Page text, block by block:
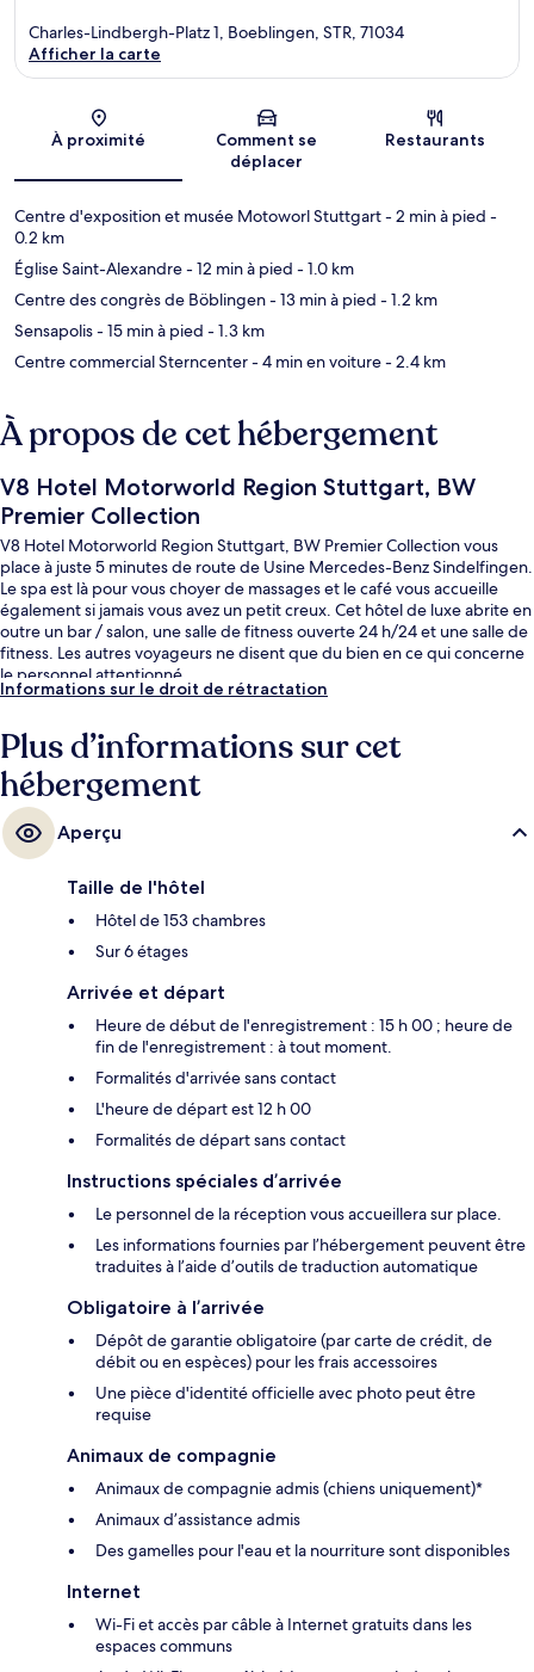
Carte
Charles-Lindbergh-Platz 1, Boeblingen, STR, 71034
Afficher la carte
À proximité
Comment se
déplacer
Restaurants
Centre d'exposition et musée Motoworl Stuttgart- 2 min à pied -
0.2 km
Église Saint-Alexandre- 12 min à pied - 1.0 km
Centre des congrès de Böblingen- 13 min à pied - 1.2 km
Sensapolis- 15 min à pied - 1.3 km
Centre commercial Sterncenter- 4 min en voiture- 2.4 km
À propos de cet hébergement
V8 Hotel Motorworld Region Stuttgart, BW
Premier Collection
V8 Hotel Motorworld Region Stuttgart, BW Premier Collection vous
place à juste 5 minutes de route de Usine Mercedes-Benz Sindelfingen.
Le spa est là pour vous choyer de massages et le café vous accueille
également si jamais vous avez un petit creux. Cet hôtel de luxe abrite en
outre un bar / salon, une salle de fitness ouverte 24 h/24 et une salle de
fitness. Les autres voyageurs ne disent que du bien en ce qui concerne
le personnel attentionné.
Informations sur le droit de rétractation
Plus d’informations sur cet
hébergement
Aperçu
Taille de l'hôtel
Hôtel de 153 chambres
Sur 6 étages
Arrivée et départ
Heure de début de l'enregistrement : 15 h 00 ; heure de
fin de l'enregistrement : à tout moment.
Formalités d'arrivée sans contact
L'heure de départ est 12 h 00
Formalités de départ sans contact
Instructions spéciales d’arrivée
Le personnel de la réception vous accueillera sur place.
Les informations fournies par l’hébergement peuvent être
traduites à l’aide d’outils de traduction automatique
Obligatoire à l’arrivée
Dépôt de garantie obligatoire (par carte de crédit, de
débit ou en espèces) pour les frais accessoires
Une pièce d'identité officielle avec photo peut être
requise
Animaux de compagnie
Animaux de compagnie admis (chiens uniquement)*
Animaux d’assistance admis
Des gamelles pour l'eau et la nourriture sont disponibles
Internet
Wi-Fi et accès par câble à Internet gratuits dans les
espaces communs